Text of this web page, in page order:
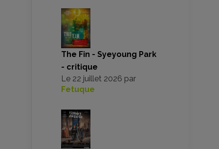
The Fin - Syeyoung Park
- critique
Le 22 juillet 2026 par
Fetuque